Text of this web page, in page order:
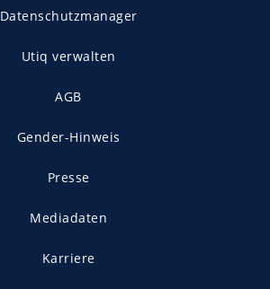
Datenschutzmanager
Utiq verwalten
AGB
Gender-Hinweis
Presse
Mediadaten
Karriere